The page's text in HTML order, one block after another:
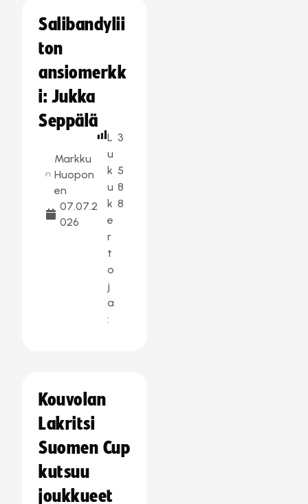
Salibandylii
ton
ansiomerkk
i: Jukka
Seppälä
Markku
Huopon
en
07.07.2
026
L
u
k
u
k
e
r
t
o
j
a
:
3
5
8
8
Kouvolan
Lakritsi
Suomen Cup
kutsuu
joukkueet